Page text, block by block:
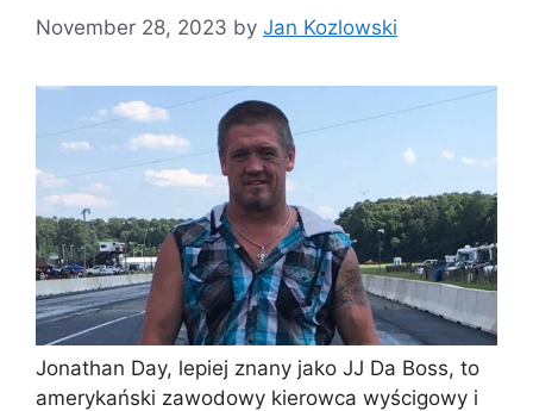
November 28, 2023 by Jan Kozlowski
Jonathan Day, lepiej znany jako JJ Da Boss, to
amerykański zawodowy kierowca wyścigowy i